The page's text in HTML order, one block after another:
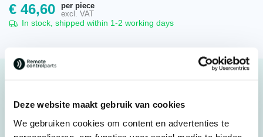
Deze website maakt gebruik van cookies
We gebruiken cookies om content en advertenties te
€ 46,60
per piece
excl. VAT
In stock, shipped within 1-2 working days
Hetronic® Nova M stop button (red)
Original spare part